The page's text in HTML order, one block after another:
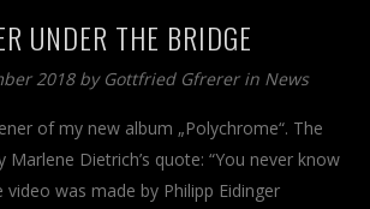
UNDER THE BRIDGE
2018 by Gottfried Gfrerer in News
of my new album „Polychrome“. The
Marlene Dietrich’s quote: “You never know
video was made by Philipp Eidinger